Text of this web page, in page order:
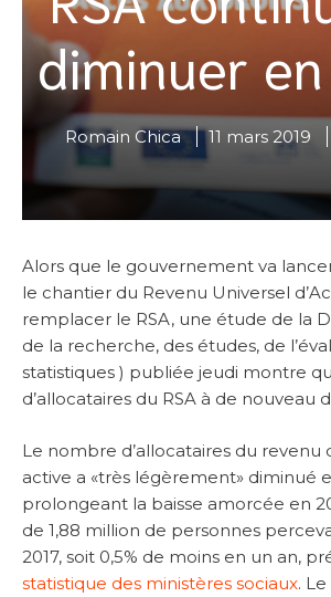
diminuer
Romain Chica 11 mars 2019
Alors que le gouvernement va
le chantier du Revenu Universel
remplacer le RSA, une étude de la
de la recherche, des études, de
statistiques ) publiée jeudi montre
d’allocataires du RSA à de nouveau
Le nombre d’allocataires du revenu
active a «très légèrement» diminué
prolongeant la baisse amorcée en
de 1,88 million de personnes
2017, soit 0,5% de moins en un an,
statistique des ministères sociaux.